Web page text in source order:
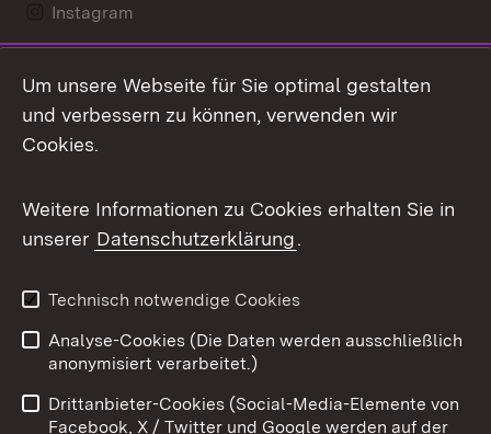
Instagram
Mastodon
Messenger
Social Wall
X / Twitter
Youtube
Benutzungshinweise
Barrierefreiheit
Um unsere Webseite für Sie optimal gestalten
und verbessern zu können, verwenden wir
Cookies.
Weitere Informationen zu Cookies erhalten Sie in
unserer Datenschutzerklärung.
Technisch notwendige Cookies
Analyse-Cookies (Die Daten werden ausschließlich
anonymisiert verarbeitet.)
Drittanbieter-Cookies (Social-Media-Elemente von
Facebook, X / Twitter und Google werden auf der